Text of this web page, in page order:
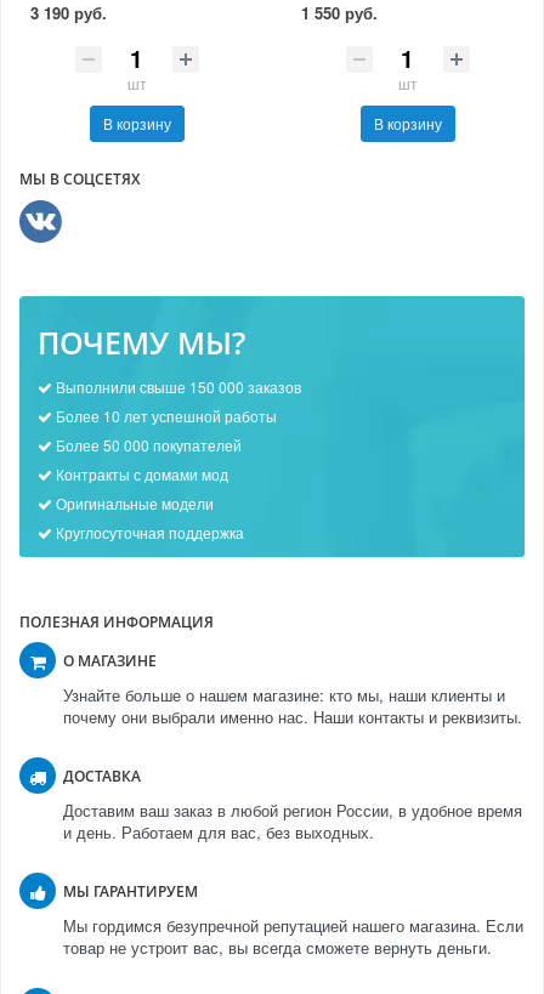
3 190 руб.
шт
В корзину
1 550 руб.
шт
В корзину
МЫ В СОЦСЕТЯХ
ПОЧЕМУ МЫ?
Выполнили свыше 150 000 заказов
Более 10 лет успешной работы
Более 50 000 покупателей
Контракты с домами мод
Оригинальные модели
Круглосуточная поддержка
ПОЛЕЗНАЯ ИНФОРМАЦИЯ
О МАГАЗИНЕ
Узнайте больше о нашем магазине: кто мы, наши клиенты и
почему они выбрали именно нас. Наши контакты и реквизиты.
ДОСТАВКА
Доставим ваш заказ в любой регион России, в удобное время
и день. Работаем для вас, без выходных.
МЫ ГАРАНТИРУЕМ
Мы гордимся безупречной репутацией нашего магазина. Если
товар не устроит вас, вы всегда сможете вернуть деньги.